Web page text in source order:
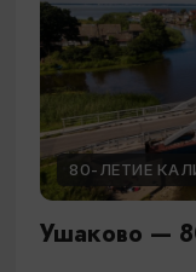
80-ЛЕТИЕ
Ушаково —